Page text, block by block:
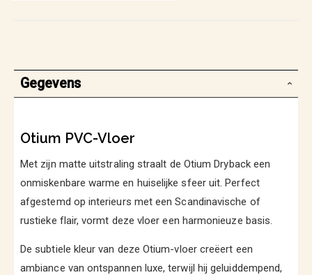
Gegevens
Otium PVC-Vloer
Met zijn matte uitstraling straalt de Otium Dryback een
onmiskenbare warme en huiselijke sfeer uit. Perfect
afgestemd op interieurs met een Scandinavische of
rustieke flair, vormt deze vloer een harmonieuze basis.
De subtiele kleur van deze Otium-vloer creëert een
ambiance van ontspannen luxe, terwijl hij geluiddempend,